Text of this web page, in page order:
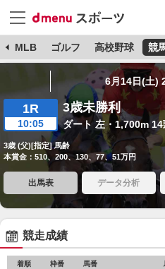
MLB ゴルフ 高校野球 競
6月14日(土)
1R
10:05
3歳未勝利
ダート 左・1,700m 14
3歳 (父)[指定] 馬齢
本賞金：510、200、130、77、51万円
出馬表 データ分析
競走成績
着順 枠番 馬番